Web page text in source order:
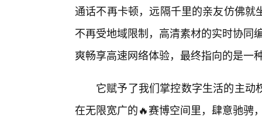
通话不再卡顿，远隔千里的亲友仿佛
不再受地域限制，高清素材的实时协同
爽畅享高速网络体验，最终指向的是一
它赋予了我们掌控数字生活的主
在无限宽广的🔥赛博空间里，肆意驰骋